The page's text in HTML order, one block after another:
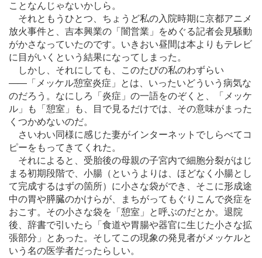
ことなんじゃないかしら。
それともうひとつ、ちょうど私の入院時期に京都アニメ
放火事件と、吉本興業の「闇営業」をめぐる記者会見騒動
がかさなっていたのです。いきおい昼間は本よりもテレビ
に目がいくという結果になってしまった。
しかし、それにしても、このたびの私のわずらい
――「メッケル憩室炎症」とは、いったいどういう病気な
のだろう。なにしろ「炎症」の一語をのぞくと、「メッケ
ル」も「憩室」も、目で見るだけでは、その意味がまった
くつかめないのだ。
さいわい同様に感じた妻がインターネットでしらべてコ
ピーをもってきてくれた。
それによると、受胎後の母親の子宮内で細胞分裂がはじ
まる初期段階で、小腸（というよりは、ほどなく小腸とし
て完成するはずの箇所）に小さな袋ができ、そこに形成途
中の胃や膵臓のかけらが、まちがってもぐりこんで炎症を
おこす。その小さな袋を「憩室」と呼ぶのだとか。退院
後、辞書で引いたら「食道や胃腸や器官に生じた小さな拡
張部分」とあった。そしてこの現象の発見者がメッケルと
いう名の医学者だったらしい。